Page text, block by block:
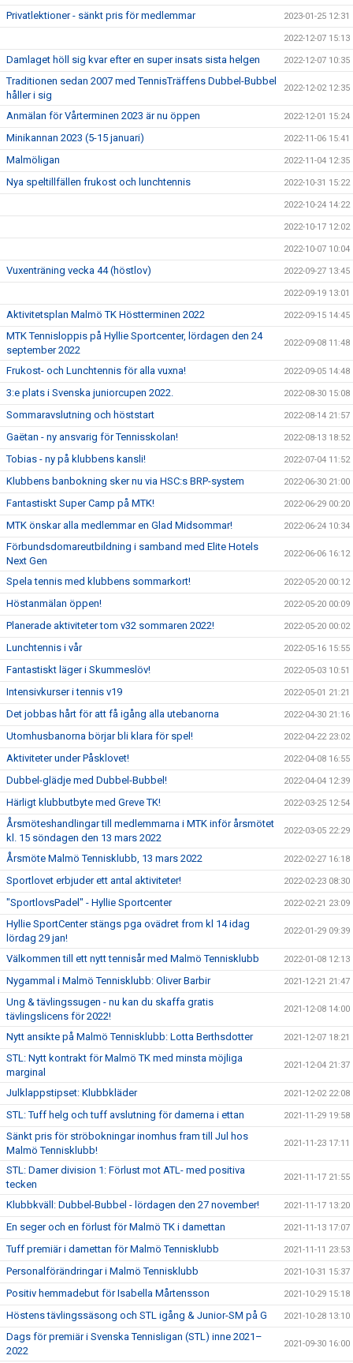
Privatlektioner - sänkt pris för medlemmar 2023-01-25 12:31
2022-12-07 15:13
Damlaget höll sig kvar efter en super insats sista helgen 2022-12-07 10:35
Traditionen sedan 2007 med TennisTräffens Dubbel-Bubbel
håller i sig
2022-12-02 12:35
Anmälan för Vårterminen 2023 är nu öppen 2022-12-01 15:24
Minikannan 2023 (5-15 januari) 2022-11-06 15:41
Malmöligan 2022-11-04 12:35
Nya speltillfällen frukost och lunchtennis 2022-10-31 15:22
2022-10-24 14:22
2022-10-17 12:02
2022-10-07 10:04
Vuxenträning vecka 44 (höstlov) 2022-09-27 13:45
2022-09-19 13:01
Aktivitetsplan Malmö TK Höstterminen 2022 2022-09-15 14:45
MTK Tennisloppis på Hyllie Sportcenter, lördagen den 24
september 2022
2022-09-08 11:48
Frukost- och Lunchtennis för alla vuxna! 2022-09-05 14:48
3:e plats i Svenska juniorcupen 2022. 2022-08-30 15:08
Sommaravslutning och höststart 2022-08-14 21:57
Gaëtan - ny ansvarig för Tennisskolan! 2022-08-13 18:52
Tobias - ny på klubbens kansli! 2022-07-04 11:52
Klubbens banbokning sker nu via HSC:s BRP-system 2022-06-30 21:00
Fantastiskt Super Camp på MTK! 2022-06-29 00:20
MTK önskar alla medlemmar en Glad Midsommar! 2022-06-24 10:34
Förbundsdomareutbildning i samband med Elite Hotels
Next Gen
2022-06-06 16:12
Spela tennis med klubbens sommarkort! 2022-05-20 00:12
Höstanmälan öppen! 2022-05-20 00:09
Planerade aktiviteter tom v32 sommaren 2022! 2022-05-20 00:02
Lunchtennis i vår 2022-05-16 15:55
Fantastiskt läger i Skummeslöv! 2022-05-03 10:51
Intensivkurser i tennis v19 2022-05-01 21:21
Det jobbas hårt för att få igång alla utebanorna 2022-04-30 21:16
Utomhusbanorna börjar bli klara för spel! 2022-04-22 23:02
Aktiviteter under Påsklovet! 2022-04-08 16:55
Dubbel-glädje med Dubbel-Bubbel! 2022-04-04 12:39
Härligt klubbutbyte med Greve TK! 2022-03-25 12:54
Årsmöteshandlingar till medlemmarna i MTK inför årsmötet
kl. 15 söndagen den 13 mars 2022
2022-03-05 22:29
Årsmöte Malmö Tennisklubb, 13 mars 2022 2022-02-27 16:18
Sportlovet erbjuder ett antal aktiviteter! 2022-02-23 08:30
"SportlovsPadel" - Hyllie Sportcenter 2022-02-21 23:09
Hyllie SportCenter stängs pga ovädret from kl 14 idag
lördag 29 jan!
2022-01-29 09:39
Välkommen till ett nytt tennisår med Malmö Tennisklubb 2022-01-08 12:13
Nygammal i Malmö Tennisklubb: Oliver Barbir 2021-12-21 21:47
Ung & tävlingssugen - nu kan du skaffa gratis
tävlingslicens för 2022!
2021-12-08 14:00
Nytt ansikte på Malmö Tennisklubb: Lotta Berthsdotter 2021-12-07 18:21
STL: Nytt kontrakt för Malmö TK med minsta möjliga
marginal
2021-12-04 21:37
Julklappstipset: Klubbkläder 2021-12-02 22:08
STL: Tuff helg och tuff avslutning för damerna i ettan 2021-11-29 19:58
Sänkt pris för ströbokningar inomhus fram till Jul hos
Malmö Tennisklubb!
2021-11-23 17:11
STL: Damer division 1: Förlust mot ATL- med positiva
tecken
2021-11-17 21:55
Klubbkväll: Dubbel-Bubbel - lördagen den 27 november! 2021-11-17 13:20
En seger och en förlust för Malmö TK i damettan 2021-11-13 17:07
Tuff premiär i damettan för Malmö Tennisklubb 2021-11-11 23:53
Personalförändringar i Malmö Tennisklubb 2021-10-31 15:37
Positiv hemmadebut för Isabella Mårtensson 2021-10-29 15:18
Höstens tävlingssäsong och STL igång & Junior-SM på G 2021-10-28 13:10
Dags för premiär i Svenska Tennisligan (STL) inne 2021–
2022
2021-09-30 16:00